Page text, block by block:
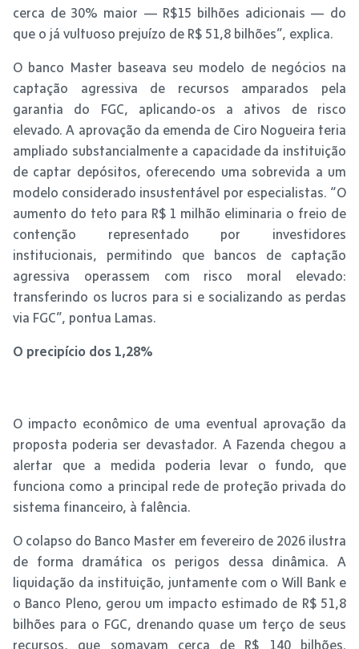
cerca de 30% maior — R$15 bilhões adicionais — do
que o já vultuoso prejuízo de R$ 51,8 bilhões”, explica.
O banco Master baseava seu modelo de negócios na
captação agressiva de recursos amparados pela
garantia do FGC, aplicando-os a ativos de risco
elevado. A aprovação da emenda de Ciro Nogueira teria
ampliado substancialmente a capacidade da instituição
de captar depósitos, oferecendo uma sobrevida a um
modelo considerado insustentável por especialistas. “O
aumento do teto para R$ 1 milhão eliminaria o freio de
contenção representado por investidores
institucionais, permitindo que bancos de captação
agressiva operassem com risco moral elevado:
transferindo os lucros para si e socializando as perdas
via FGC”, pontua Lamas.
O precipício dos 1,28%
O impacto econômico de uma eventual aprovação da
proposta poderia ser devastador. A Fazenda chegou a
alertar que a medida poderia levar o fundo, que
funciona como a principal rede de proteção privada do
sistema financeiro, à falência.
O colapso do Banco Master em fevereiro de 2026 ilustra
de forma dramática os perigos dessa dinâmica. A
liquidação da instituição, juntamente com o Will Bank e
o Banco Pleno, gerou um impacto estimado de R$ 51,8
bilhões para o FGC, drenando quase um terço de seus
recursos, que somavam cerca de R$ 140 bilhões.